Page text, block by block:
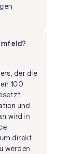
der die
100
und
wird in
direkt
werden.